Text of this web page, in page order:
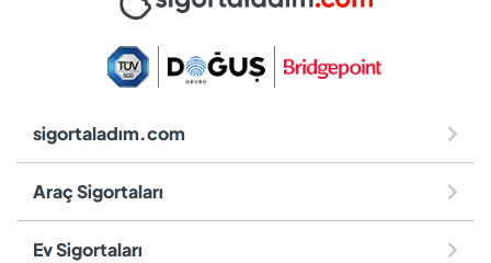
sigortaladım.com
Araç Sigortaları
Ev Sigortaları